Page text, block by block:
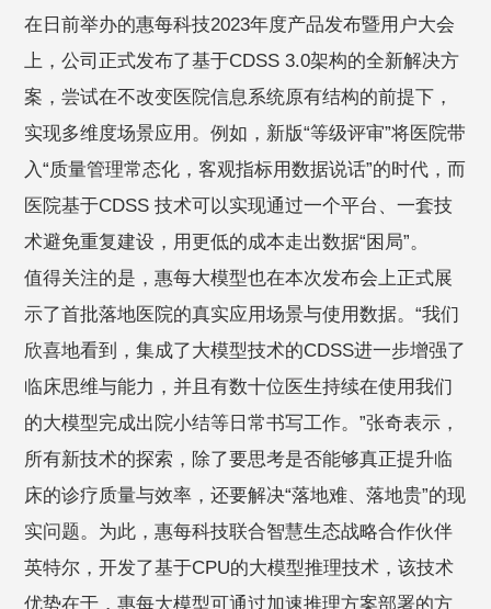
在日前举办的惠每科技2023年度产品发布暨用户大会
上，公司正式发布了基于CDSS 3.0架构的全新解决方
案，尝试在不改变医院信息系统原有结构的前提下，
实现多维度场景应用。例如，新版“等级评审”将医院带
入“质量管理常态化，客观指标用数据说话”的时代，而
医院基于CDSS 技术可以实现通过一个平台、一套技
术避免重复建设，用更低的成本走出数据“困局”。
值得关注的是，惠每大模型也在本次发布会上正式展
示了首批落地医院的真实应用场景与使用数据。“我们
欣喜地看到，集成了大模型技术的CDSS进一步增强了
临床思维与能力，并且有数十位医生持续在使用我们
的大模型完成出院小结等日常书写工作。”张奇表示，
所有新技术的探索，除了要思考是否能够真正提升临
床的诊疗质量与效率，还要解决“落地难、落地贵”的现
实问题。为此，惠每科技联合智慧生态战略合作伙伴
英特尔，开发了基于CPU的大模型推理技术，该技术
优势在于，惠每大模型可通过加速推理方案部署的方